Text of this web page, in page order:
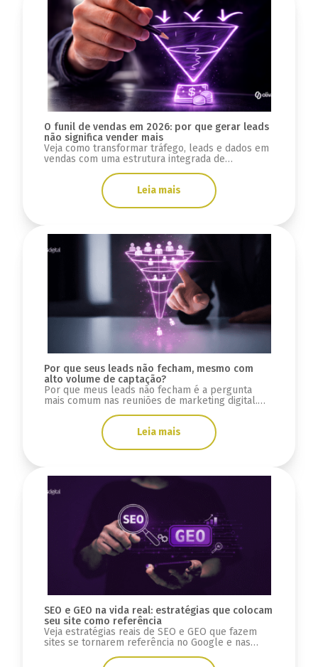
O funil de vendas em 2026: por que gerar leads
não significa vender mais
Veja como transformar tráfego, leads e dados em
vendas com uma estrutura integrada de
Leia mais
Por que seus leads não fecham, mesmo com
alto volume de captação?
Por que meus leads não fecham é a pergunta
mais comum nas reuniões de marketing digital.
Leia mais
SEO e GEO na vida real: estratégias que colocam
seu site como referência
Veja estratégias reais de SEO e GEO que fazem
sites se tornarem referência no Google e nas